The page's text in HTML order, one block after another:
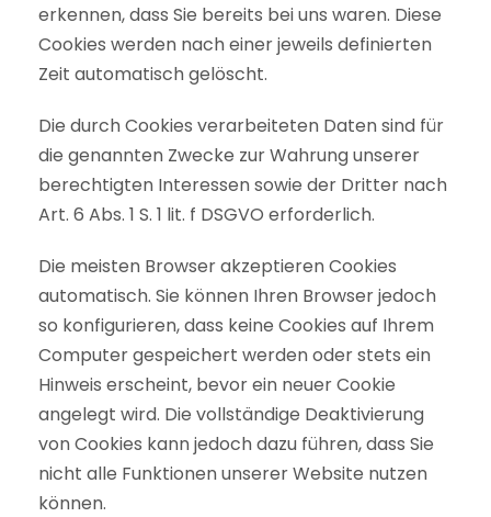
erkennen, dass Sie bereits bei uns waren. Diese
Cookies werden nach einer jeweils definierten
Zeit automatisch gelöscht.
Die durch Cookies verarbeiteten Daten sind für
die genannten Zwecke zur Wahrung unserer
berechtigten Interessen sowie der Dritter nach
Art. 6 Abs. 1 S. 1 lit. f DSGVO erforderlich.
Die meisten Browser akzeptieren Cookies
automatisch. Sie können Ihren Browser jedoch
so konfigurieren, dass keine Cookies auf Ihrem
Computer gespeichert werden oder stets ein
Hinweis erscheint, bevor ein neuer Cookie
angelegt wird. Die vollständige Deaktivierung
von Cookies kann jedoch dazu führen, dass Sie
nicht alle Funktionen unserer Website nutzen
können.